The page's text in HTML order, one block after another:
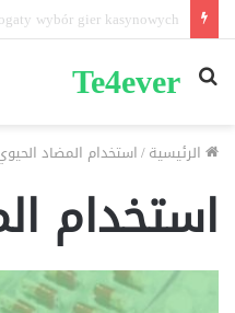
Performans tərkibi nədir?
Te4ever
بحث
الرئيسية/استخدام المضاد
استخدام